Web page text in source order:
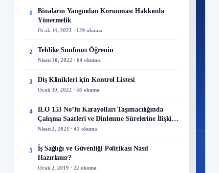
1
Binaların Yangından Korunması Hakkında
Yönetmelik
Ocak 14, 2022 · 129 okuma
2 Tehlike Sınıfınızı Öğrenin
Nisan 10, 2022 · 64 okuma
3 Diş Klinikleri için Kontrol Listesi
Ocak 30, 2022 · 58 okuma
4
ILO 153 No’lu Karayolları Taşımacılığında
Çalışma Saatleri ve Dinlenme Sürelerine İlişkin
Sözleşme
Nisan 2, 2021 · 41 okuma
5
İş Sağlığı ve Güvenliği Politikası Nasıl
Hazırlanır?
Ocak 2, 2019 · 22 okuma